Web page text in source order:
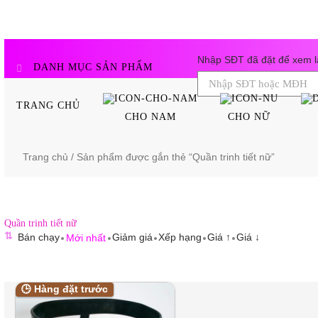
to
DANH MỤC SẢN PHẨM
TRANG CHỦ
CHO NAM
CHO NỮ
Trang chủ / Sản phẩm được gắn thẻ “Quần trinh tiết nữ”
Nhập SĐT đã đặt để xem
Quần trinh tiết nữ
⇅ Bán chạy Mới nhất Giảm giá Xếp hạng Giá ↑ Giá ↓
🕒 Hàng đặt trước
🕒 Hàng đặt trước